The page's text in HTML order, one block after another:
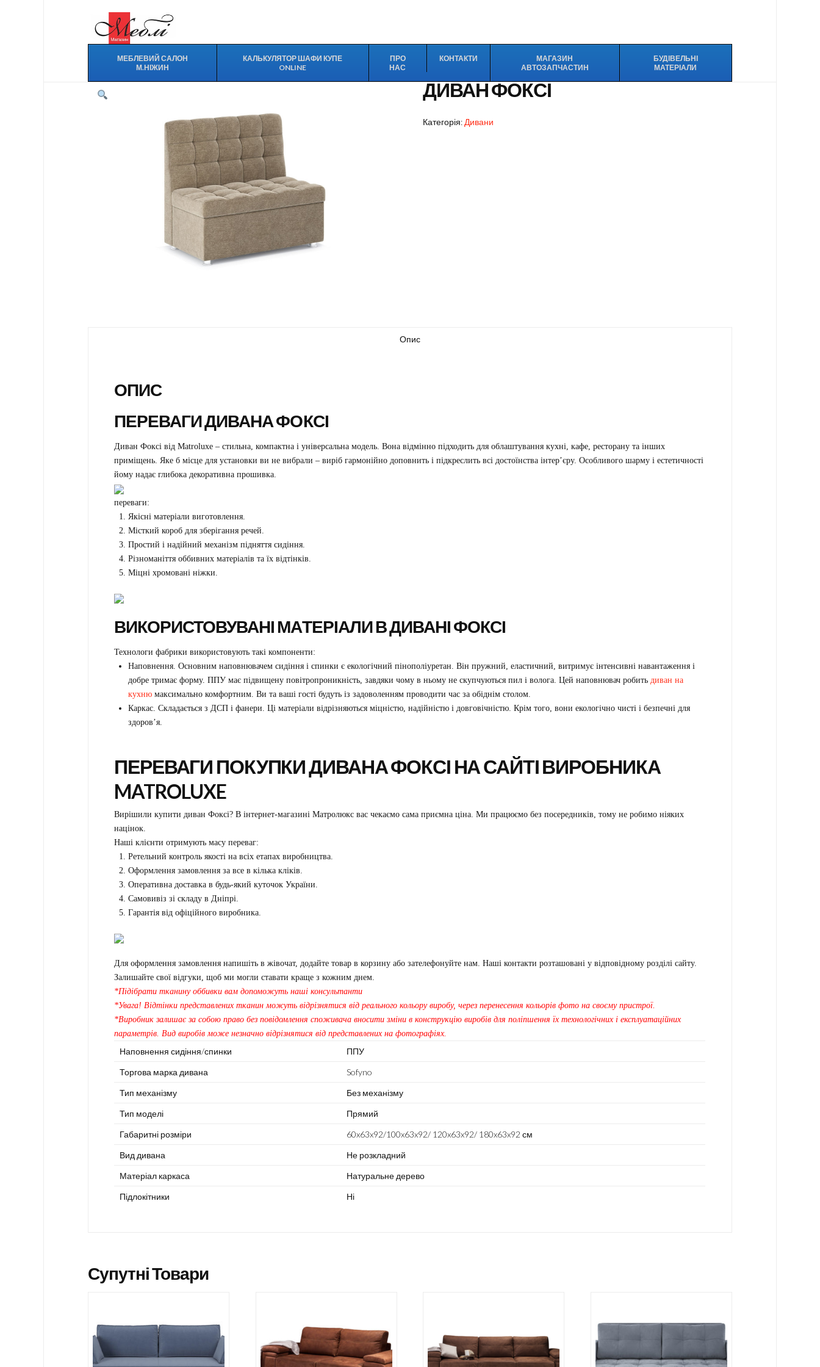
МЕБЛЕВИЙ САЛОН
М.НІЖИН
КАЛЬКУЛЯТОР ШАФИ КУПЕ
ONLINE
ПРО
НАС
КОНТАКТИ
МАГАЗИН
АВТОЗАПЧАСТИН
БУДІВЕЛЬНІ
МАТЕРІАЛИ
ДИВАН ФОКСІ
Категорія: Дивани
Опис
ОПИС
ПЕРЕВАГИ ДИВАНА ФОКСІ
Диван Фоксі від Matroluxe – стильна, компактна і універсальна модель. Вона відмінно підходить для облаштування кухні, кафе, ресторану та інших
приміщень. Яке б місце для установки ви не вибрали – виріб гармонійно доповнить і підкреслить всі достоїнства інтер’єру. Особливого шарму і естетичності
йому надає глибока декоративна прошивка.
переваги:
Якісні матеріали виготовлення.
Місткий короб для зберігання речей.
Простий і надійний механізм підняття сидіння.
Різноманіття оббивних матеріалів та їх відтінків.
Міцні хромовані ніжки.
ВИКОРИСТОВУВАНІ МАТЕРІАЛИ В ДИВАНІ ФОКСІ
Технологи фабрики використовують такі компоненти:
Наповнення. Основним наповнювачем сидіння і спинки є екологічний пінополіуретан. Він пружний, еластичний, витримує інтенсивні навантаження і
добре тримає форму. ППУ має підвищену повітропроникність, завдяки чому в ньому не скупчуються пил і волога. Цей наповнювач робить диван на
кухню максимально комфортним. Ви та ваші гості будуть із задоволенням проводити час за обіднім столом.
Каркас. Складається з ДСП і фанери. Ці матеріали відрізняються міцністю, надійністю і довговічністю. Крім того, вони екологічно чисті і безпечні для
здоров’я.
ПЕРЕВАГИ ПОКУПКИ ДИВАНА ФОКСІ НА САЙТІ ВИРОБНИКА
MATROLUXE
Вирішили купити диван Фоксі? В інтернет-магазині Матролюкс вас чекаємо сама приємна ціна. Ми працюємо без посередників, тому не робимо ніяких
націнок.
Наші клієнти отримують масу переваг:
Ретельний контроль якості на всіх етапах виробництва.
Оформлення замовлення за все в кілька кліків.
Оперативна доставка в будь-який куточок України.
Самовивіз зі складу в Дніпрі.
Гарантія від офіційного виробника.
Для оформлення замовлення напишіть в жівочат, додайте товар в корзину або зателефонуйте нам. Наші контакти розташовані у відповідному розділі сайту.
Залишайте свої відгуки, щоб ми могли ставати краще з кожним днем.
*Підібрати тканину оббивки вам допоможуть наші консультанти
*Увага! Відтінки представлених тканин можуть відрізнятися від реального кольору виробу, через перенесення кольорів фото на своєму пристрої.
*Виробник залишає за собою право без повідомлення споживача вносити зміни в конструкцію виробів для поліпшення їх технологічних і експлуатаційних
параметрів. Вид виробів може незначно відрізнятися від представлених на фотографіях.
Наповнення сидіння/спинки
ППУ
Торгова марка дивана
Sofyno
Тип механізму
Без механізму
Тип моделі
Прямий
Габаритні розміри
60x63x92/100x63x92/ 120x63x92/ 180x63x92 см
Вид дивана
Не розкладний
Матеріал каркаса
Натуральне дерево
Підлокітники
Ні
Супутні Товари